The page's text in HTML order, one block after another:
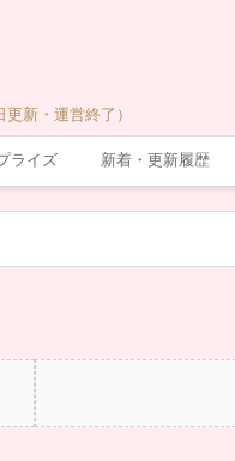
新・運営終了）
ライズ 新着・更新履歴